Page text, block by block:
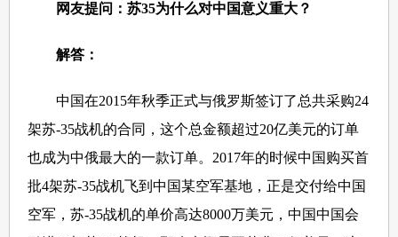
网友提问： 苏35为什么对中国意义重大？
解答：
中国在2015年秋季正式与俄罗斯签订了总共采购24
架苏-35战机的合同，这个总金额超过20亿美元的订单
也成为中俄最大的一款订单。2017年的时候中国购买首
批4架苏-35战机飞到中国某空军基地，正是交付给中国
空军，苏-35战机的单价高达8000万美元，中国中国会